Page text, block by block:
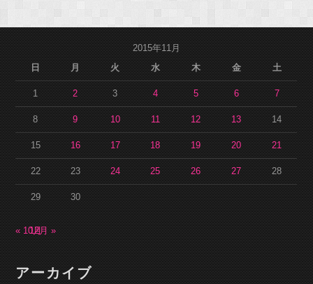
2015年11月
日
月 火 水 木 金 土
1 2 3 4 5 6 7
8 9 10 11 12 13 14
15 16 17 18 19 20 21
22 23 24 25 26 27 28
29 30
« 10月12月 »
アーカイブ